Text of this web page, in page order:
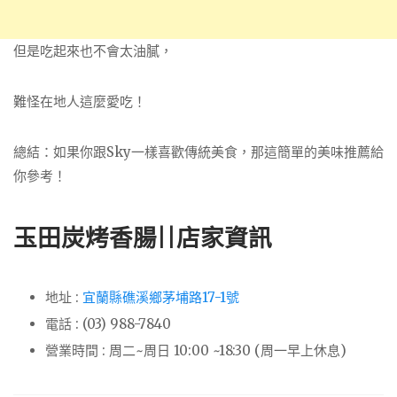
但是吃起來也不會太油膩，
難怪在地人這麼愛吃！
總結：如果你跟Sky一樣喜歡傳統美食，那這簡單的美味推薦給
你參考！
玉田炭烤香腸||店家資訊
地址 : 宜蘭縣礁溪鄉茅埔路17-1號
電話 : (03) 988-7840
營業時間 : 周二~周日 10:00 ~18:30 (周一早上休息)